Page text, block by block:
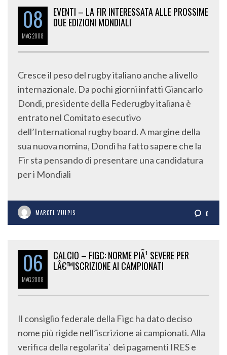
08
MAG2008
EVENTI – LA FIR INTERESSATA ALLE PROSSIME
DUE EDIZIONI MONDIALI
Cresce il peso del rugby italiano anche a livello
internazionale. Da pochi giorni infatti Giancarlo
Dondi, presidente della Federugby italiana è
entrato nel Comitato esecutivo
dell’International rugby board. A margine della
sua nuova nomina, Dondi ha fatto sapere che la
Fir sta pensando di presentare una candidatura
per i Mondiali
MARCEL VULPIS 0
06
MAG2008
CALCIO – FIGC: NORME PIÃ¹ SEVERE PER
LÂ€™ISCRIZIONE AI CAMPIONATI
Il consiglio federale della Figc ha dato deciso
nome più rigide nell’iscrizione ai campionati. Alla
verifica della regolarita` dei pagamenti IRES e